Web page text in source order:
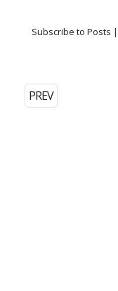
Subscribe to Posts |
PREV